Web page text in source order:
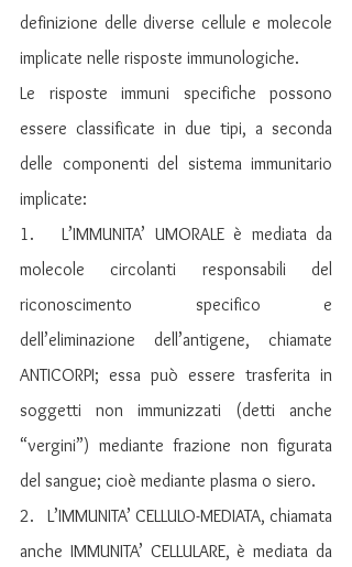
definizione delle diverse cellule e molecole
implicate nelle risposte immunologiche.
Le risposte immuni specifiche possono
essere classificate in due tipi, a seconda
delle componenti del sistema immunitario
implicate:
1.   L’IMMUNITA’ UMORALE è mediata da
molecole circolanti responsabili del
riconoscimento specifico e
dell’eliminazione dell’antigene, chiamate
ANTICORPI; essa può essere trasferita in
soggetti non immunizzati (detti anche
“vergini”) mediante frazione non figurata
del sangue; cioè mediante plasma o siero.
2.   L’IMMUNITA’ CELLULO-MEDIATA, chiamata
anche IMMUNITA’ CELLULARE, è mediata da